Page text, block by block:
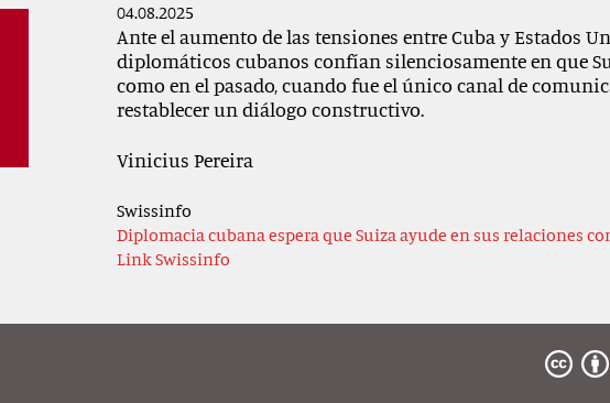
04.08.2025
Ante el aumento de las tensiones entre Cuba y Estados
diplomáticos cubanos confían silenciosamente en que
como en el pasado, cuando fue el único canal de
restablecer un diálogo constructivo.
Vinicius Pereira
Swissinfo
Diplomacia cubana espera que Suiza ayude en sus relaciones
Link Swissinfo